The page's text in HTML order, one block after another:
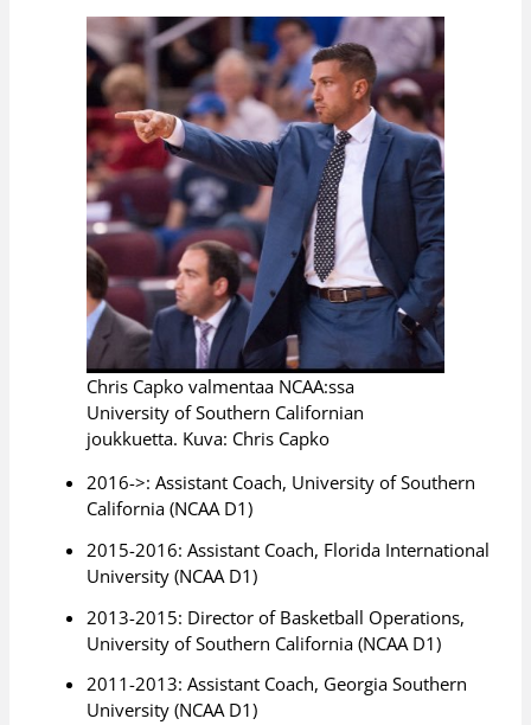
Chris Capko valmentaa NCAA:ssa
University of Southern Californian
joukkuetta. Kuva: Chris Capko
2016->: Assistant Coach, University of Southern
California (NCAA D1)
2015-2016: Assistant Coach, Florida International
University (NCAA D1)
2013-2015: Director of Basketball Operations,
University of Southern California (NCAA D1)
2011-2013: Assistant Coach, Georgia Southern
University (NCAA D1)